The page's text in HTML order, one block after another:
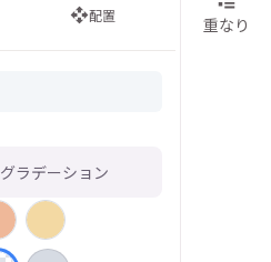
配置
グラデーション
重なり